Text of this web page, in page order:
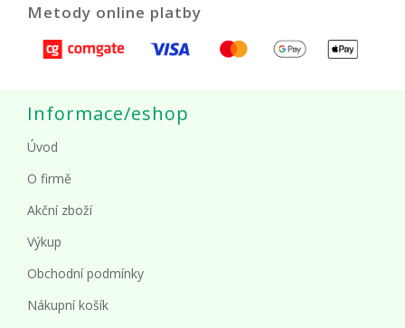
Metody online platby
Informace/eshop
Úvod
O firmě
Akční zboží
Výkup
Obchodní podmínky
Nákupní košík